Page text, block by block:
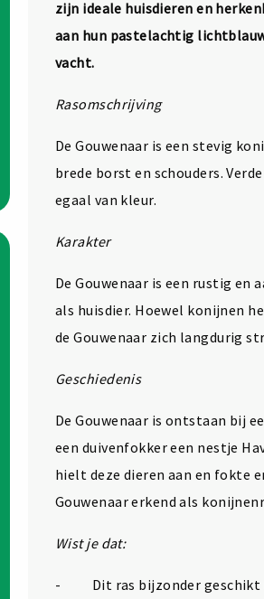
zijn ideale huisdieren en
aan hun pastelachtig
vacht.
Rasomschrijving
De Gouwenaar is een stevig
brede borst en schouders.
egaal van kleur.
Karakter
De Gouwenaar is een rustig en
als huisdier. Hoewel konijnen
de Gouwenaar zich langdurig
Geschiedenis
De Gouwenaar is ontstaan bij
een duivenfokker een nestje
hielt deze dieren aan en fokte
Gouwenaar erkend als
Wist je dat:
- Dit ras bijzonder geschikt is